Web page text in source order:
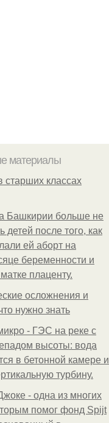
материалы
старших классах
Башкирии больше не
детей после того, как
ей аборт на
беременности и
плаценту.
осложнения и
нужно знать
- ГЭС на реке с
высоты: вода
в бетонной камере и
турбину.
- одна из многих
помог фонд Spijt